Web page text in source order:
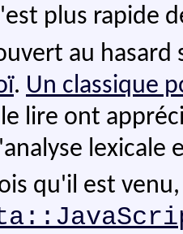
plus rapide
au hasard
. Un classique
lire ont
lexicale
qu'il est